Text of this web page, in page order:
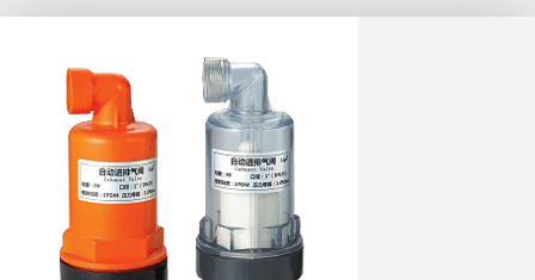
Skip